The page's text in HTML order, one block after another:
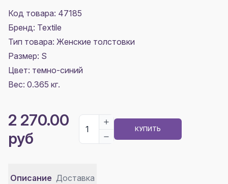
Код товара: 47185
Бренд: Textile
Тип товара: Женские толстовки
Размер: S
Цвет: темно-синий
Вес: 0.365 кг.
2 270.00
руб
КУПИТЬ
Описание Доставка